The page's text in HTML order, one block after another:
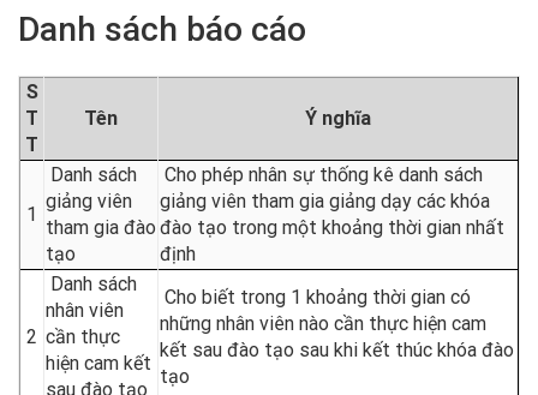
Danh sách báo cáo
S
T
T
Tên Ý nghĩa
1
Danh sách
giảng viên
tham gia đào
tạo
Cho phép nhân sự thống kê danh sách
giảng viên tham gia giảng dạy các khóa
đào tạo trong một khoảng thời gian nhất
định
2
Danh sách
nhân viên
cần thực
hiện cam kết
sau đào tạo
Cho biết trong 1 khoảng thời gian có
những nhân viên nào cần thực hiện cam
kết sau đào tạo sau khi kết thúc khóa đào
tạo